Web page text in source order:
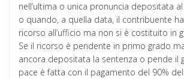
nell’ultima o unica pronuncia depositata
o quando, a quella data, il contribuente
ricorso all’ufficio ma non si è costituito in
Se il ricorso è pendente in primo grado
ancora depositata la sentenza o pende il
pace è fatta con il pagamento del 90%